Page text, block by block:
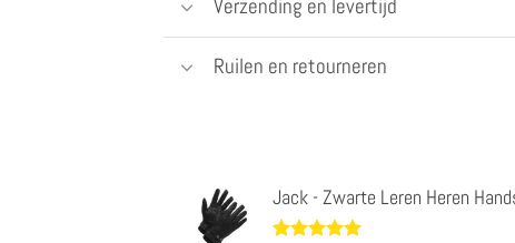
Verzending en levertijd
Ruilen en retourneren
Jack - Zwarte Leren Heren